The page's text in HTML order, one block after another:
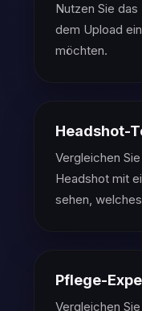
Nutzen Sie
dem Upload
möchten.
Headshot-
Vergleichen
Headshot mit
sehen,
Pflege-
Vergleichen